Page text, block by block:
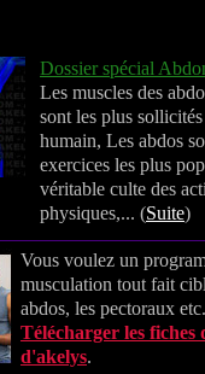
Dossier spécial
Les muscles des
sont les plus
humain, Les abdos
exercices les plus
véritable culte des
physiques,... (Suite)
Vous voulez un
musculation tout fait
abdos, les pectoraux
Télécharger les fiches
d'akelys.